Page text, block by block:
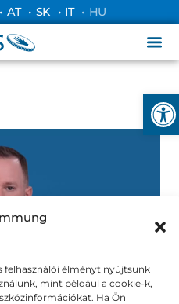
felhasználói élményt nyújtsunk
mint például a cookie-k,
Ha Ön
• AT • SK • IT • HU